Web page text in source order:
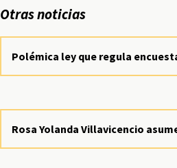
Otras noticias
Polémica ley que regula
Rosa Yolanda Villavicencio